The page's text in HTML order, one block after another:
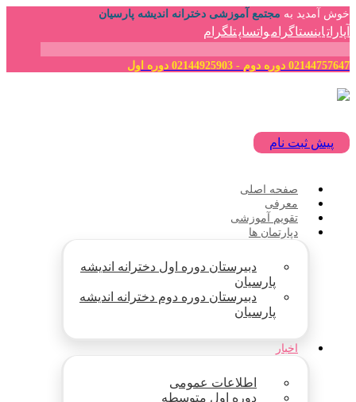
خوش آمدید به مجتمع آموزشی دخترانه اندیشه پارسیان
آپاراتاینستاگرامواتساپتلگرام
02144757647 دوره دوم - 02144925903 دوره اول
پیش ثبت نام
صفحه اصلی
معرفی
تقویم آموزشی
دپارتمان ها
دبیرستان دوره اول دخترانه اندیشه
پارسیان
دبیرستان دوره دوم دخترانه اندیشه
پارسیان
اخبار
اطلاعات عمومی
دوره اول متوسطه